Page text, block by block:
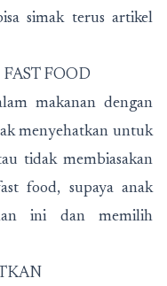
simak terus artikel
FOOD
makanan dengan
menyehatkan untuk
tidak membiasakan
food, supaya anak
ini dan memilih